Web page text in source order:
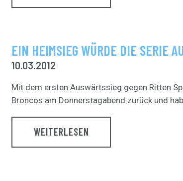
EIN HEIMSIEG WÜRDE DIE SERIE
10.03.2012
Mit dem ersten Auswärtssieg gegen Ritten
Broncos am Donnerstagabend zurück und
WEITERLESEN